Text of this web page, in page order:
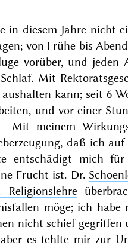
in diesem Jahre nicht
von Frühe bis
vorüber, und jeden
Mit
kann; seit 6
und vor einer
Mit meinem
daß ich
entschädigt mich
Frucht ist. Dr.
möge; ich habe
nicht schief gegriffen
es fehlte mir zur